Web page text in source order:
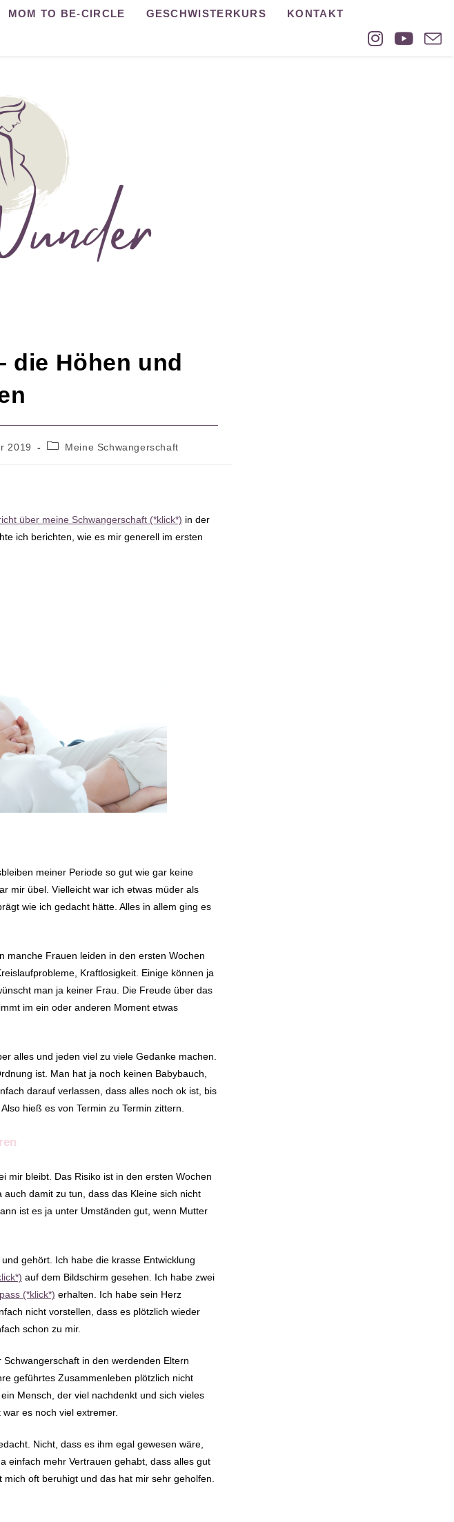
MOM TO BE-CIRCLE GESCHWISTERKURS KONTAKT
die Höhen und
2019
Beitrags-
Meine Schwangerschaft
über meine Schwangerschaft (*klick*) in der
ich berichten, wie es mir generell im ersten
meiner Periode so gut wie gar keine
mir übel. Vielleicht war ich etwas müder als
wie ich gedacht hätte. Alles in allem ging es
manche Frauen leiden in den ersten Wochen
Kraftlosigkeit. Einige können ja
man ja keiner Frau. Die Freude über das
im ein oder anderen Moment etwas
alles und jeden viel zu viele Gedanke machen.
ist. Man hat ja noch keinen Babybauch,
darauf verlassen, dass alles noch ok ist, bis
hieß es von Termin zu Termin zittern.
mir bleibt. Das Risiko ist in den ersten Wochen
damit zu tun, dass das Kleine sich nicht
ist es ja unter Umständen gut, wenn Mutter
gehört. Ich habe die krasse Entwicklung
auf dem Bildschirm gesehen. Ich habe zwei
(*klick*) erhalten. Ich habe sein Herz
nicht vorstellen, dass es plötzlich wieder
schon zu mir.
in den werdenden Eltern
geführtes Zusammenleben plötzlich nicht
Mensch, der viel nachdenkt und sich vieles
es noch viel extremer.
Nicht, dass es ihm egal gewesen wäre,
einfach mehr Vertrauen gehabt, dass alles gut
oft beruhigt und das hat mir sehr geholfen.